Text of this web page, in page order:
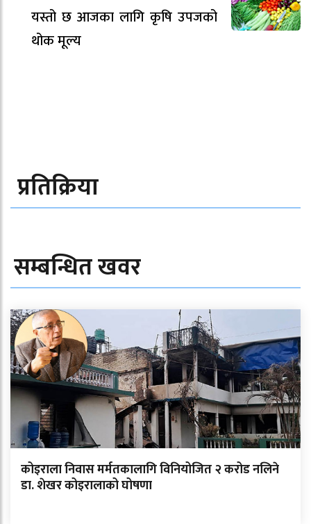
यस्तो छ आजका लागि कृषि उपजको
थोक मूल्य
प्रतिक्रिया
सम्बन्धित खवर
कोइराला निवास मर्मतकालागि विनियोजित २ करोड नलिने
डा. शेखर कोइरालाको घोषणा